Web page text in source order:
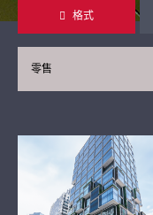
格式
零售